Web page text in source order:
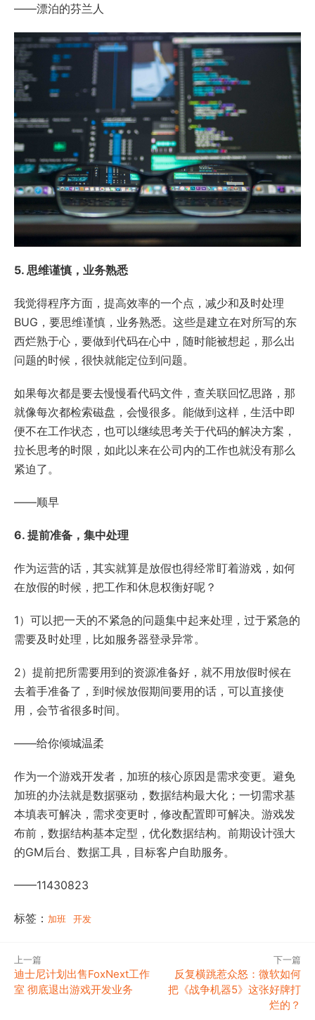
——漂泊的芬兰人
5. 思维谨慎，业务熟悉
我觉得程序方面，提高效率的一个点，减少和及时处理
BUG，要思维谨慎，业务熟悉。这些是建立在对所写的东
西烂熟于心，要做到代码在心中，随时能被想起，那么出
问题的时候，很快就能定位到问题。
如果每次都是要去慢慢看代码文件，查关联回忆思路，那
就像每次都检索磁盘，会慢很多。能做到这样，生活中即
便不在工作状态，也可以继续思考关于代码的解决方案，
拉长思考的时限，如此以来在公司内的工作也就没有那么
紧迫了。
——顺早
6. 提前准备，集中处理
作为运营的话，其实就算是放假也得经常盯着游戏，如何
在放假的时候，把工作和休息权衡好呢？
1）可以把一天的不紧急的问题集中起来处理，过于紧急的
需要及时处理，比如服务器登录异常。
2）提前把所需要用到的资源准备好，就不用放假时候在
去着手准备了，到时候放假期间要用的话，可以直接使
用，会节省很多时间。
——给你倾城温柔
作为一个游戏开发者，加班的核心原因是需求变更。避免
加班的办法就是数据驱动，数据结构最大化；一切需求基
本填表可解决，需求变更时，修改配置即可解决。游戏发
布前，数据结构基本定型，优化数据结构。前期设计强大
的GM后台、数据工具，目标客户自助服务。
——11430823
标签： 加班 开发
上一篇
迪士尼计划出售FoxNext工作
室 彻底退出游戏开发业务
下一篇
反复横跳惹众怒：微软如何
把《战争机器5》这张好牌打
烂的？